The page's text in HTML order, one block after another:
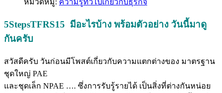
หมวดหมู่: ความรู้ทั่วไปเกี่ยวกับธุรกิจ
5StepsTFRS15 มีอะไรบ้าง พร้อมตัวอย่าง วันนี้มาดู
กันครับ
สวัสดีครับ วันก่อนมีโพสต์เกี่ยวกับความแตกต่างของ มาตรฐาน
ชุดใหญ่ PAE
และชุดเล็ก NPAE …. ซึ่งการรับรู้รายได้ เป็นสิ่งที่ต่างกันหน่อย